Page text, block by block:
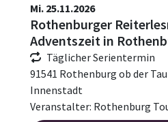
Mi. 25.11.2026
Rothenburger
Adventszeit in
Täglicher Serientermin
91541 Rothenburg ob der
Innenstadt
Veranstalter: Rothenburg